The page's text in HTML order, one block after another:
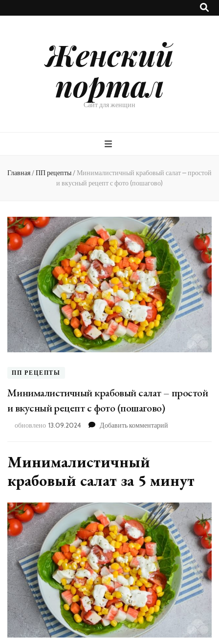
Женский
портал
Сайт для женщин
Главная/ПП рецепты/Минималистичный крабовый салат – простой
и вкусный рецепт с фото (пошагово)
ПП РЕЦЕПТЫ
Минималистичный крабовый салат – простой
и вкусный рецепт с фото (пошагово)
обновлено 13.09.2024 Добавить комментарий
простой
вкусный
рецепт
с
фото
(пошагово)
Минималистичный
крабовый салат за 5 минут